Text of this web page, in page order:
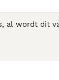
al wordt dit
voor